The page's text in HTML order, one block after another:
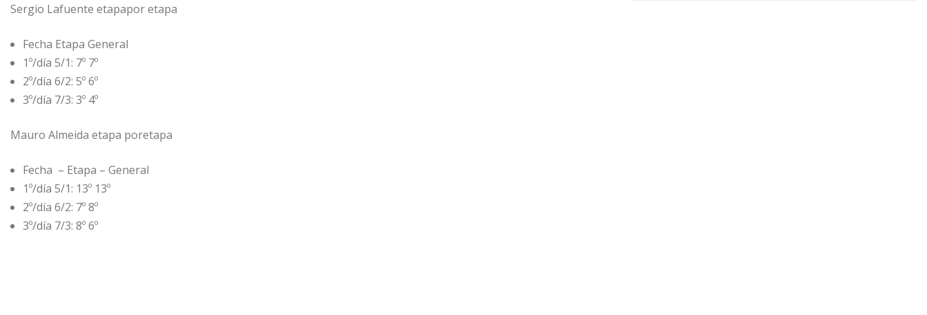
Sergio Lafuente etapapor etapa
Fecha Etapa General
1º/día 5/1: 7º 7º
2º/día 6/2: 5º 6º
3º/día 7/3: 3º 4º
Mauro Almeida etapa poretapa
Fecha – Etapa – General
1º/día 5/1: 13º 13º
2º/día 6/2: 7º 8º
3º/día 7/3: 8º 6º